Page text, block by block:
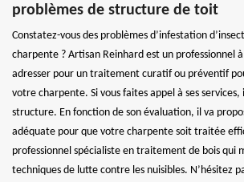
problèmes de structure de toit
Constatez-vous des problèmes d’infestation
charpente ? Artisan Reinhard est un professionnel
adresser pour un traitement curatif ou préventif
votre charpente. Si vous faites appel à ses services,
structure. En fonction de son évaluation, il va
adéquate pour que votre charpente soit traitée
professionnel spécialiste en traitement de bois qui
techniques de lutte contre les nuisibles. N’hésitez